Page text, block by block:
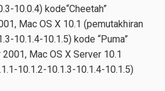
10.0.4) kode“Cheetah”
Mac OS X 10.1 (pemutakhiran
10.1.4-10.1.5) kode “Puma”
Mac OS X Server 10.1
10.1.2-10.1.3-10.1.4-10.1.5)